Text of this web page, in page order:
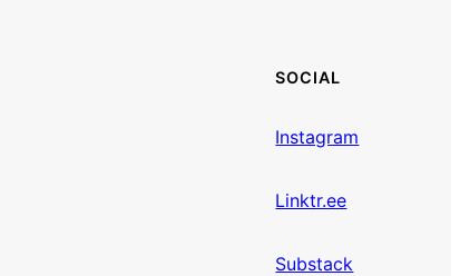
SOCIAL
Instagram
Linktr.ee
Substack